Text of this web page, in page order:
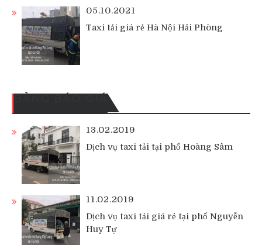
05.10.2021
Taxi tải giá rẻ Hà Nội Hải Phòng
BẢNG BÁO GIÁ
13.02.2019
Dịch vụ taxi tải tại phố Hoàng Sâm
11.02.2019
Dịch vụ taxi tải giá rẻ tại phố Nguyễn
Huy Tự